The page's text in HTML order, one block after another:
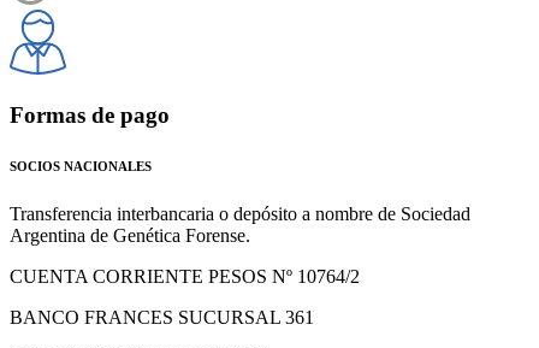
Formas de pago
SOCIOS NACIONALES
Transferencia interbancaria o depósito a nombre de Sociedad
Argentina de Genética Forense.
CUENTA CORRIENTE PESOS Nº 10764/2
BANCO FRANCES SUCURSAL 361